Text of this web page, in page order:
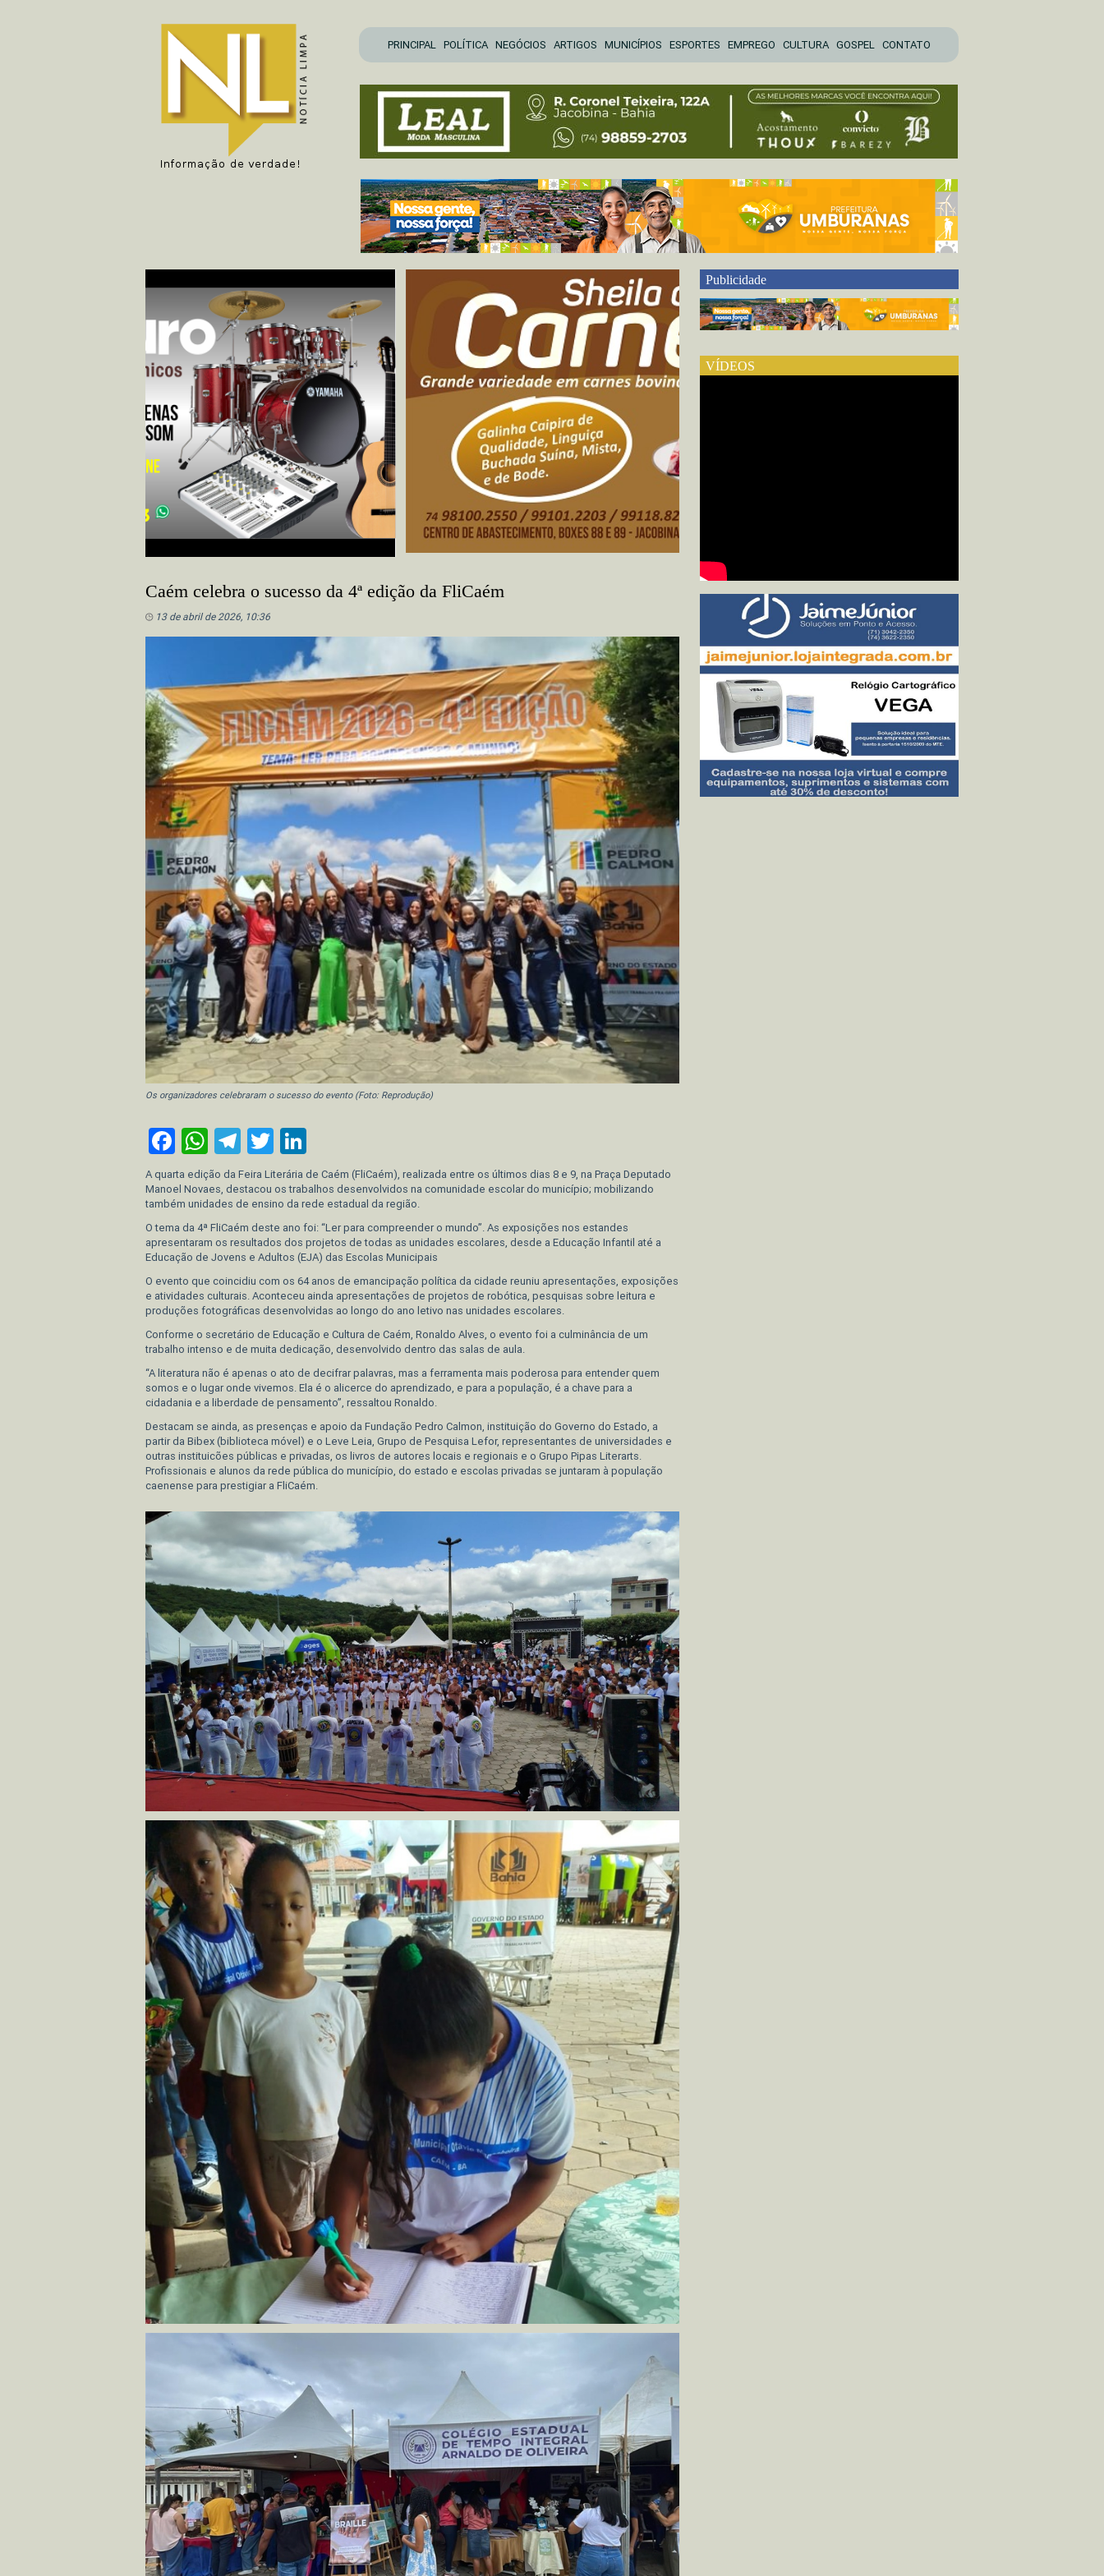
para
o
PRINCIPAL POLÍTICA NEGÓCIOS ARTIGOS MUNICÍPIOS ESPORTES EMPREGO CULTURA GOSPEL CONTATO
Caém celebra o sucesso da 4ª edição da FliCaém
13 de abril de 2026, 10:36
Os organizadores celebraram o sucesso do evento (Foto: Reprodução)
Facebook
WhatsApp
Telegram
Twitter
A quarta edição da Feira Literária de Caém (FliCaém), realizada entre os últimos dias 8 e 9, na Praça Deputado
Manoel Novaes, destacou os trabalhos desenvolvidos na comunidade escolar do município; mobilizando
também unidades de ensino da rede estadual da região.
O tema da 4ª FliCaém deste ano foi: “Ler para compreender o mundo”. As exposições nos estandes
apresentaram os resultados dos projetos de todas as unidades escolares, desde a Educação Infantil até a
Educação de Jovens e Adultos (EJA) das Escolas Municipais
O evento que coincidiu com os 64 anos de emancipação política da cidade reuniu apresentações, exposições
e atividades culturais. Aconteceu ainda apresentações de projetos de robótica, pesquisas sobre leitura e
produções fotográficas desenvolvidas ao longo do ano letivo nas unidades escolares.
Conforme o secretário de Educação e Cultura de Caém, Ronaldo Alves, o evento foi a culminância de um
trabalho intenso e de muita dedicação, desenvolvido dentro das salas de aula.
“A literatura não é apenas o ato de decifrar palavras, mas a ferramenta mais poderosa para entender quem
somos e o lugar onde vivemos. Ela é o alicerce do aprendizado, e para a população, é a chave para a
cidadania e a liberdade de pensamento”, ressaltou Ronaldo.
Destacam se ainda, as presenças e apoio da Fundação Pedro Calmon, instituição do Governo do Estado, a
partir da Bibex (biblioteca móvel) e o Leve Leia, Grupo de Pesquisa Lefor, representantes de universidades e
outras instituicões públicas e privadas, os livros de autores locais e regionais e o Grupo Pipas Literarts.
Profissionais e alunos da rede pública do município, do estado e escolas privadas se juntaram à população
caenense para prestigiar a FliCaém.
Publicidade
VÍDEOS